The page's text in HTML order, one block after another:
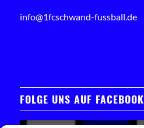
info@1fcschwand-fussball.de
FOLGE UNS AUF FACEBOOK